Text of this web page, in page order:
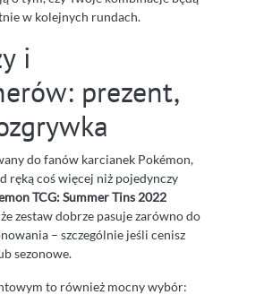
w kolejnych rundach.
i
prezent,
do fanów karcianek Pokémon,
ręką coś więcej niż pojedynczy
TCG: Summer Tins 2022
zestaw dobrze pasuje zarówno do
– szczególnie jeśli cenisz
sezonowe.
to również mocny wybór: